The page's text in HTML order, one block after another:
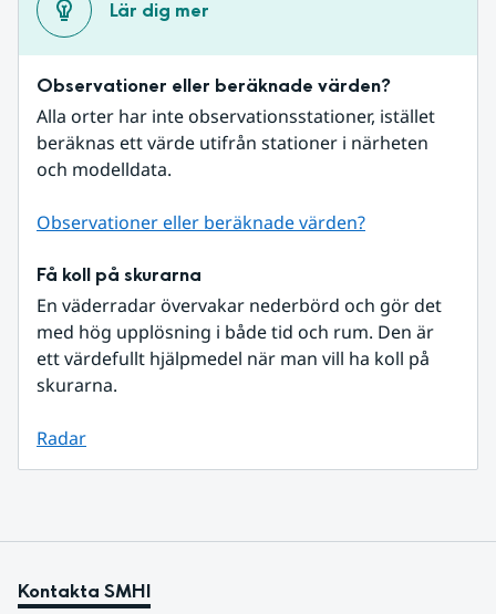
Lär dig mer
Observationer eller beräknade värden?
Alla orter har inte observationsstationer, istället
beräknas ett värde utifrån stationer i närheten
och modelldata.
Observationer eller beräknade värden?
Få koll på skurarna
En väderradar övervakar nederbörd och gör det
med hög upplösning i både tid och rum. Den är
ett värdefullt hjälpmedel när man vill ha koll på
skurarna.
Radar
Kontakta SMHI